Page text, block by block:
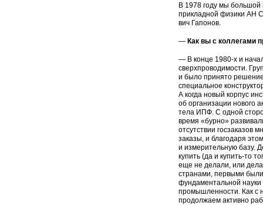
В 1978 году мы большой
прикладной физики АН
вич Гапонов.
—Как вы с коллегами
— В конце 1980-х и
сверхпроводимости.
и было принято
специальное
А когда но­вый корпус
об организации нового
тела ИПФ. С одной
время «бурно»
отсутствии госзаказов
заказы, и благодаря
и измерительную базу.
купить (да икупить-то
еще не делали, или
странами, первыми
фундаментальной науки
промышленности. Как с
продолжаем активно